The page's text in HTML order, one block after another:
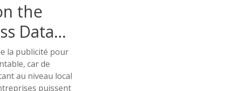
the
Data
la publicité pour
car de
au niveau local
puissent